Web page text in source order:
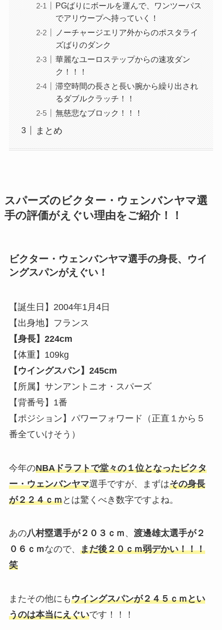
PGばりにボールを運んで、ワンツーパス
でアリウープへ持っていく！
ノーチャージエリア外からのポスタライ
ズばりのダンク
華麗なユーロステップからの速攻ダン
ク！！！
滞空時間の長さと長い腕から繰り出され
るダブルクラッチ！！
無慈悲なブロック！！！
まとめ
スパーズのビクター・ウェンバンヤマ選
手の評価がえぐい理由をご紹介！！
ビクター・ウェンバンヤマ選手の身長、ウイ
ングスパンがえぐい！
【誕生日】2004年1月4日
【出身地】フランス
【身長】224cm
【体重】109kg
【ウイングスパン】245cm
【所属】サンアントニオ・スパーズ
【背番号】1番
【ポジション】パワーフォワード（正直１から５
番全ていけそう）
今年のNBAドラフトで堂々の１位となったビクタ
ー・ウェンバンヤマ選手ですが、まずはその身長
が２２４ｃｍとは驚くべき数字ですよね。
あの八村塁選手が２０３ｃｍ 、 渡邊雄太選手が２
０６ｃｍなので、 まだ後２０ｃｍ弱デかい！！！
笑
またその他にもウイングスパンが２４５ｃｍとい
うのは本当にえぐいです！！！